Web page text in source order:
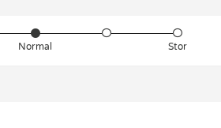
Normal Stor